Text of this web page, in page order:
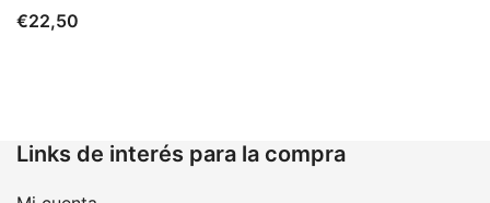
€22,50
Links de interés para la compra